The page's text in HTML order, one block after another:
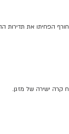
קרה ישירה של מזגן.